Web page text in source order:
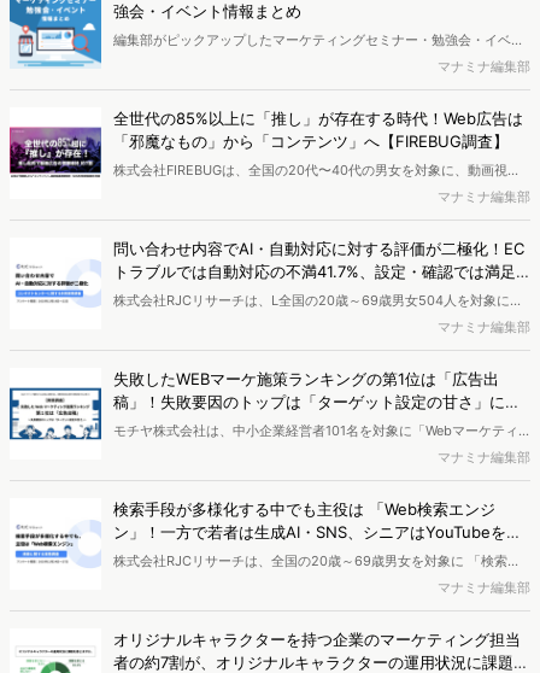
強会・イベント情報まとめ
編集部がピックアップしたマーケティングセミナー・勉強会・イベン
マナミナ編集部
全世代の85%以上に「推し」が存在する時代！Web広告は
「邪魔なもの」から「コンテンツ」へ【FIREBUG調査】
株式会社FIREBUGは、全国の20代〜40代の男女を対象に、動画視聴
態度とSNS利用実態に関する調査を実施し、結果を公開しました。
マナミナ編集部
問い合わせ内容でAI・自動対応に対する評価が二極化！EC
トラブルでは自動対応の不満41.7%、設定・確認では満足4
7.7%【RJCリサーチ調査】
株式会社RJCリサーチは、L全国の20歳～69歳男女504人を対象に
「コンタクトセンターに関する調査」 を実施し、結果を公開しまし
た。
マナミナ編集部
失敗したWEBマーケ施策ランキングの第1位は「広告出
稿」！失敗要因のトップは「ターゲット設定の甘さ」に
【モチヤ調査】
モチヤ株式会社は、中小企業経営者101名を対象に「Webマーケティ
ング施策失敗要因に関する実態調査」を実施し、結果を公開しまし
た。
マナミナ編集部
検索手段が多様化する中でも主役は 「Web検索エンジ
ン」！一方で若者は生成AI・SNS、シニアはYouTubeを検
索に活用【RJCリサーチ調査】
株式会社RJCリサーチは、全国の20歳～69歳男女を対象に 「検索に
マナミナ編集部
オリジナルキャラクターを持つ企業のマーケティング担当
者の約7割が、オリジナルキャラクターの運用状況に課題を